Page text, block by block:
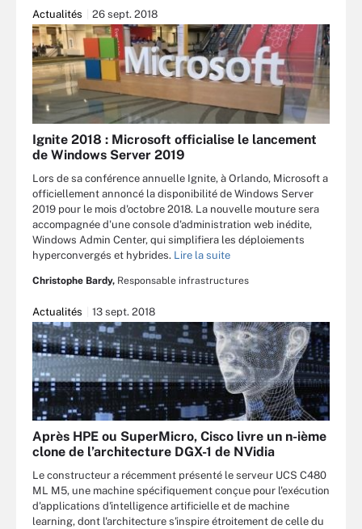
Actualités 26 sept. 2018
Ignite 2018 : Microsoft officialise le lancement
de Windows Server 2019
Lors de sa conférence annuelle Ignite, à Orlando, Microsoft a
officiellement annoncé la disponibilité de Windows Server
2019 pour le mois d'octobre 2018. La nouvelle mouture sera
accompagnée d'une console d'administration web inédite,
Windows Admin Center, qui simplifiera les déploiements
hyperconvergés et hybrides. Lire la suite
Christophe Bardy, Responsable infrastructures
Actualités 13 sept. 2018
Après HPE ou SuperMicro, Cisco livre un n-ième
clone de l’architecture DGX-1 de NVidia
Le constructeur a récemment présenté le serveur UCS C480
ML M5, une machine spécifiquement conçue pour l'exécution
d'applications d'intelligence artificielle et de machine
learning, dont l'architecture s'inspire étroitement de celle du